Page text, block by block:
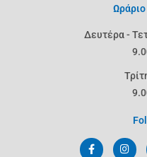
Ωράριο
Δευτέρα -